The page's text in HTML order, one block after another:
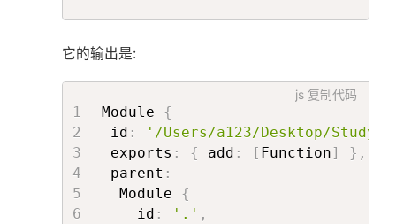
它的输出是:
js 复制代码
Module {
id :
'/Users/a123/Desktop/
exports : { add : [ Function] } ,
parent :
  Module
{
    id
: '.' ,